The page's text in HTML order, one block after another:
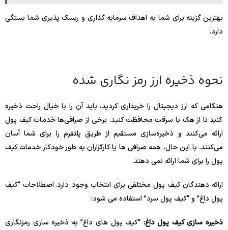
بهترین گزینه برای شما به اهداف سرمایه گذاری و ریسک پذیری شما بستگی
دارد.
نحوه ذخیره ارز رمز نگاری شده
هنگامی که ارز دیجیتال را خریداری کردید، باید آن را با خیال راحت ذخیره
کنید تا از هک یا سرقت محافظت کنید. برخی از صرافی‌ها خدمات کیف پول
ارائه می‌کنند و ذخیره‌سازی مستقیم از طریق پلتفرم را برای شما آسان
می‌کنند. با این حال، همه صرافی ها یا کارگزاران به طور خودکار خدمات کیف
پول را برای شما ارائه نمی دهند.
ارائه دهندگان کیف پول مختلفی برای انتخاب وجود دارد. اصطلاحات “کیف
پول داغ” و “کیف پول سرد” استفاده می شود:
ذخیره سازی کیف پول داغ: “کیف پول های داغ” به ذخیره سازی رمزنگاری